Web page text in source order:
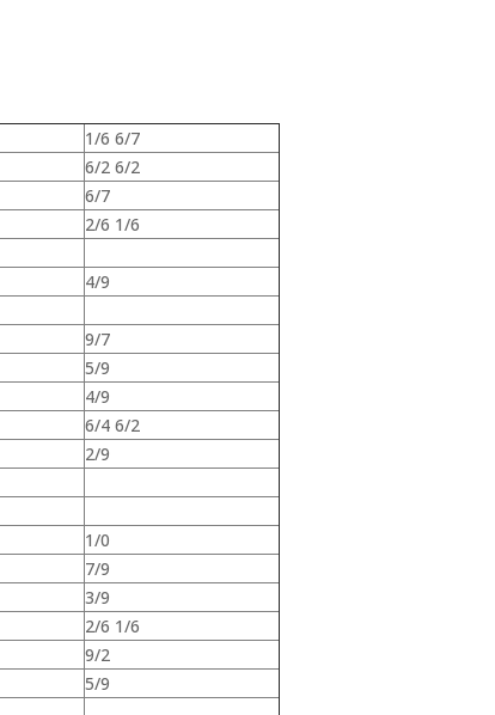
1/6 6/7
6/2 6/2
6/7
2/6 1/6
4/9
9/7
5/9
4/9
6/4 6/2
2/9
1/0
7/9
3/9
2/6 1/6
9/2
5/9